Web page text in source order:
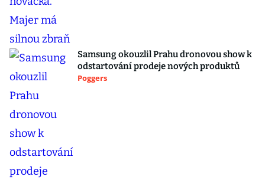
Samsung okouzlil Prahu dronovou show k
odstartování prodeje nových produktů
Poggers